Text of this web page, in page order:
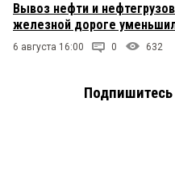
Вывоз нефти и
железной дороге
6 августа 16:00 0 632
Подпишитесь